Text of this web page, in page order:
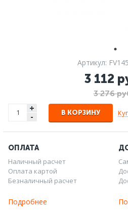
Артикул:
3 112
3 276
+
- В КОРЗИНУ
ОПЛАТА
Наличный расчет
Оплата картой
Безналичный расчет
Подробнее